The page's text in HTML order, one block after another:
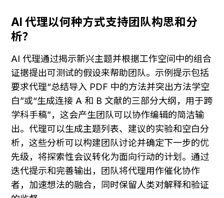
AI 代理以何种方式支持团队构思和分
析？
AI 代理通过揭示新兴主题并根据工作空间中的组合
证据提出可测试的假设来帮助团队。示例提示包括
要求代理“总结导入 PDF 中的方法并突出方法学空
白”或“生成连接 A 和 B 文献的三部分大纲，用于跨
学科手稿”，这会产生团队可以协作编辑的简洁输
出。代理可以生成主题列表、建议的实验和空白分
析，这些分析可以构建团队讨论并确定下一步的优
先级，将探索性会议转化为面向行动的计划。通过
迭代提示和完善输出，团队将代理用作催化协作
者，加速想法的融合，同时保留人类对解释和验证